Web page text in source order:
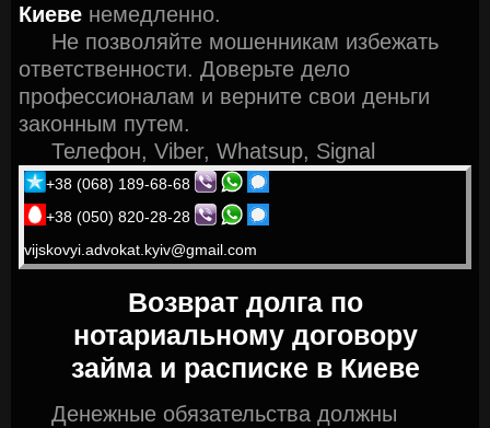
Киеве немедленно.
Не позволяйте мошенникам избежать
ответственности. Доверьте дело
профессионалам и верните свои деньги
законным путем.
Телефон, Viber, Whatsup, Signal
+38 (068) 189-68-68
+38 (050) 820-28-28
vijskovyi.advokat.kyiv@gmail.com
Возврат долга по
нотариальному договору
займа и расписке в Киеве
Денежные обязательства должны